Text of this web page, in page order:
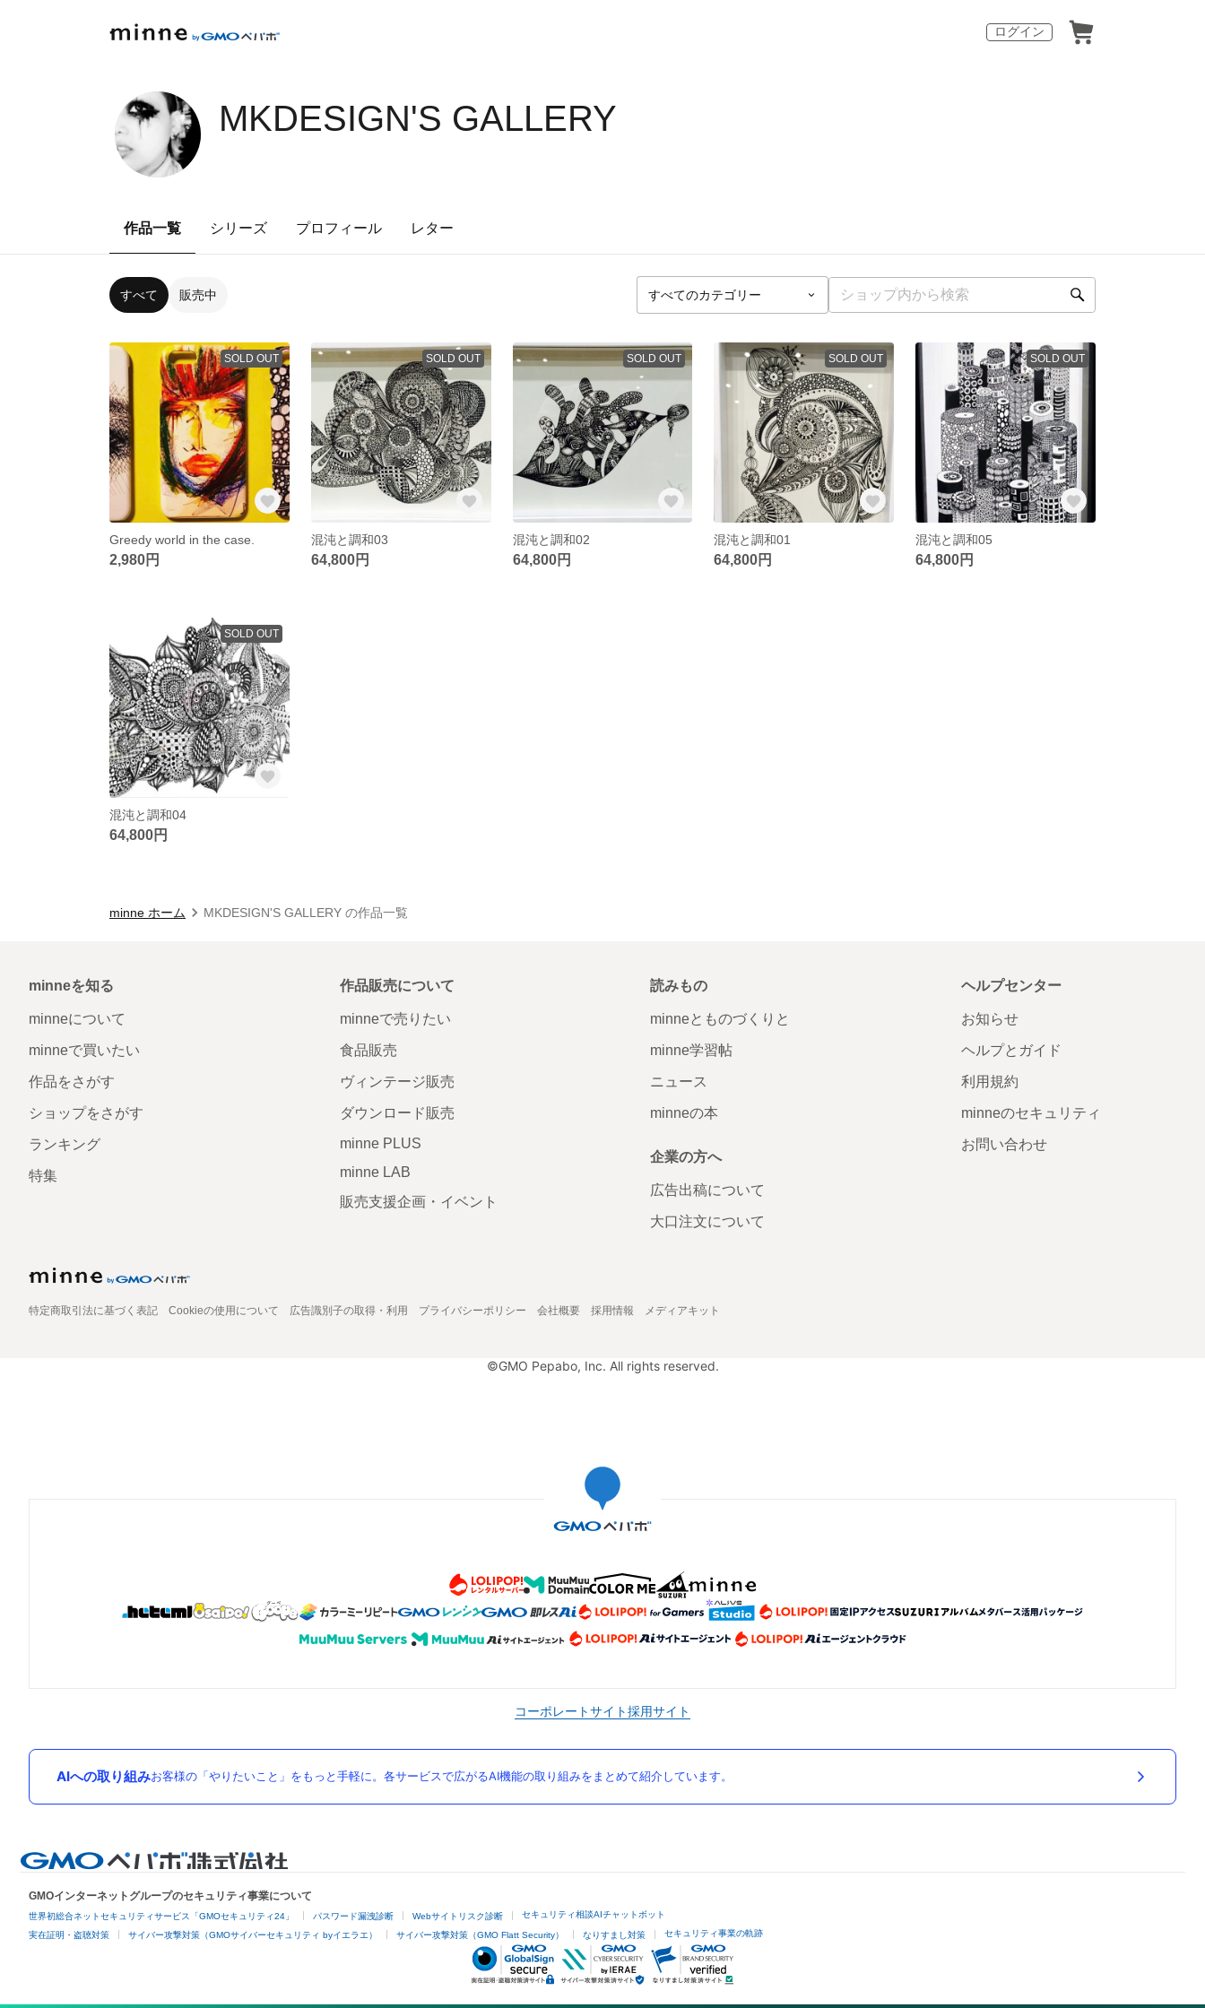
ログイン
MKDESIGN'S GALLERY
作品一覧 シリーズ プロフィール レター
すべて 販売中
SOLD OUT
Greedy world in the case.
2,980円
SOLD OUT
混沌と調和03
64,800円
SOLD OUT
混沌と調和02
64,800円
SOLD OUT
混沌と調和01
64,800円
SOLD OUT
混沌と調和05
64,800円
SOLD OUT
混沌と調和04
64,800円
minne ホーム MKDESIGN'S GALLERY の作品一覧
minneを知る
minneについて
minneで買いたい
作品をさがす
ショップをさがす
ランキング
特集
作品販売について
minneで売りたい
食品販売
ヴィンテージ販売
ダウンロード販売
minne PLUS
minne LAB
販売支援企画・イベント
読みもの
minneとものづくりと
minne学習帖
ニュース
minneの本
企業の方へ
広告出稿について
大口注文について
ヘルプセンター
お知らせ
ヘルプとガイド
利用規約
minneのセキュリティ
お問い合わせ
特定商取引法に基づく表記 Cookieの使用について 広告識別子の取得・利用 プライバシーポリシー 会社概要 採用情報 メディアキット
©GMO Pepabo, Inc. All rights reserved.
コーポレートサイト採用サイト
AIへの取り組みお客様の「やりたいこと」をもっと手軽に。各サービスで広がるAI機能の取り組みをまとめて紹介しています。
GMOインターネットグループのセキュリティ事業について
世界初総合ネットセキュリティサービス「GMOセキュリティ24」 パスワード漏洩診断 Webサイトリスク診断 セキュリティ相談AIチャットボット
実在証明・盗聴対策 サイバー攻撃対策（GMOサイバーセキュリティ byイエラエ） サイバー攻撃対策（GMO Flatt Security） なりすまし対策 セキュリティ事業の軌跡